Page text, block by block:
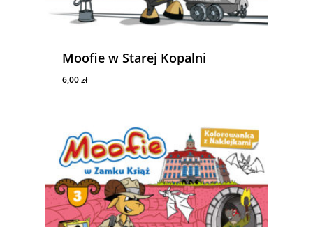
Moofie w Starej Kopalni
6,00zł